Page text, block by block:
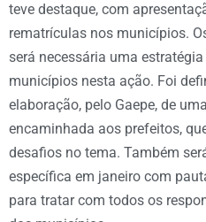
teve destaque, com
rematrículas nos municípios.
será necessária uma
municípios nesta ação. Foi
elaboração, pelo Gaepe, de
encaminhada aos prefeitos,
desafios no tema. Também
específica em janeiro com
para tratar com todos os